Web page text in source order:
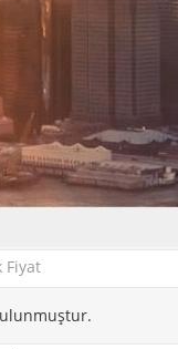
Fiyat